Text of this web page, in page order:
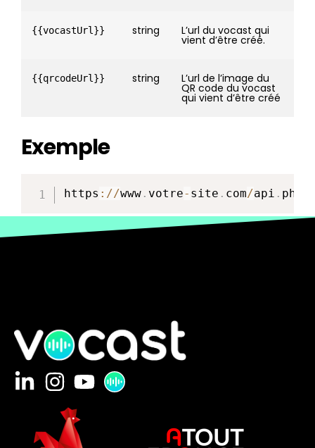
{{vocastUrl}} string L’url du vocast qui
vient d’être créé.
{{qrcodeUrl}} string L’url de l’image du
QR code du vocast
qui vient d’être créé
Exemple
https : //www. votre- site . com/api . php